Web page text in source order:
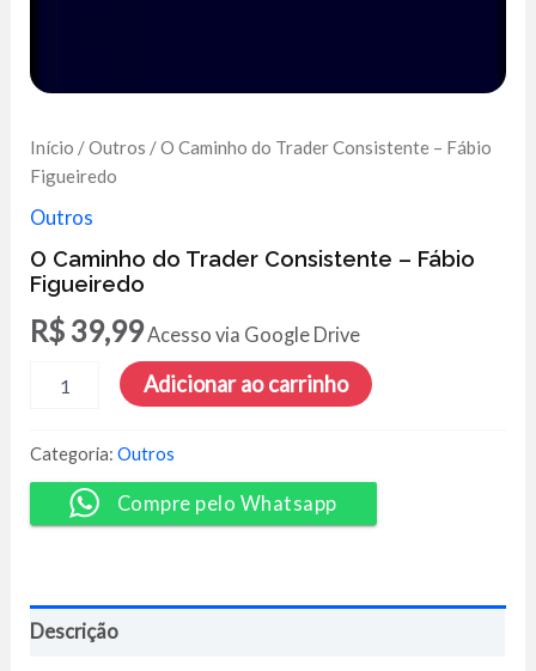
Início /Outros / O Caminho do Trader Consistente – Fábio
Figueiredo
Outros
O Caminho do Trader Consistente – Fábio
Figueiredo
R$ 39,99Acesso via Google Drive
Caminho
Trader
Consistente
-
Adicionar ao carrinho
Categoria:Outros
Compre pelo Whatsapp
Descrição